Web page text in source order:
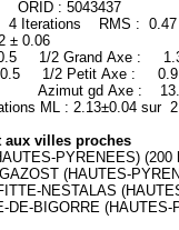
: 5043437
Iterations RMS :
± 0.06
1/2 Grand Axe :
1/2 Petit Axe : 0.9
gd Axe : 13.3
ML : 2.13±0.04 sur
aux villes proches
PYRENEES) (200
(HAUTES-
NESTALAS
DE-BIGORRE